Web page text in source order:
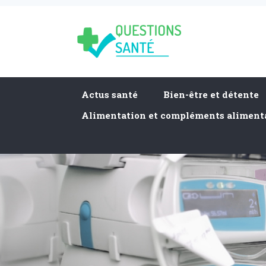
Actus santé
Bien-être et détente
Alimentation et compléments